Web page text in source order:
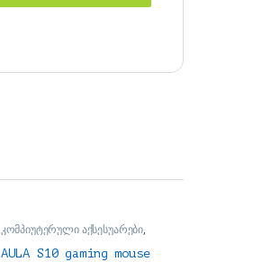
კომპიუტერული აქსესუარები,
მაუსები
AULA S10 gaming mouse